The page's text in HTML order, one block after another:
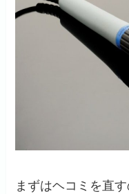
まずはヘコミを直